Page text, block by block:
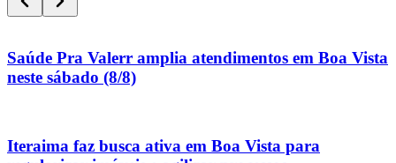
Saúde Pra Valerr amplia atendimentos em Boa Vista
neste sábado (8/8)
Iteraima faz busca ativa em Boa Vista para